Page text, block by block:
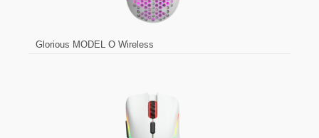
Glorious MODEL O Wireless